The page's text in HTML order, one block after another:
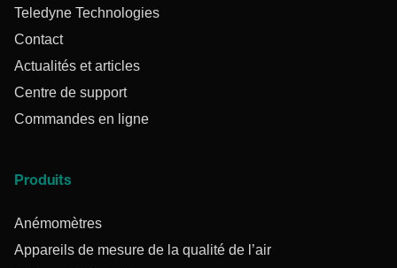
Teledyne Technologies
Contact
Actualités et articles
Centre de support
Commandes en ligne
Produits
Anémomètres
Appareils de mesure de la qualité de l’air